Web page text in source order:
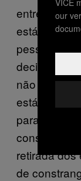
entrega de
está
pessoa de
decisão da
não pode
está
para tentar
conseguir a
retirada
de
our